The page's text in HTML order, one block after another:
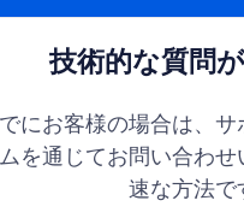
技術的な質問
にお客様の場合は、サ
を通じてお問い合わ
速な方法で